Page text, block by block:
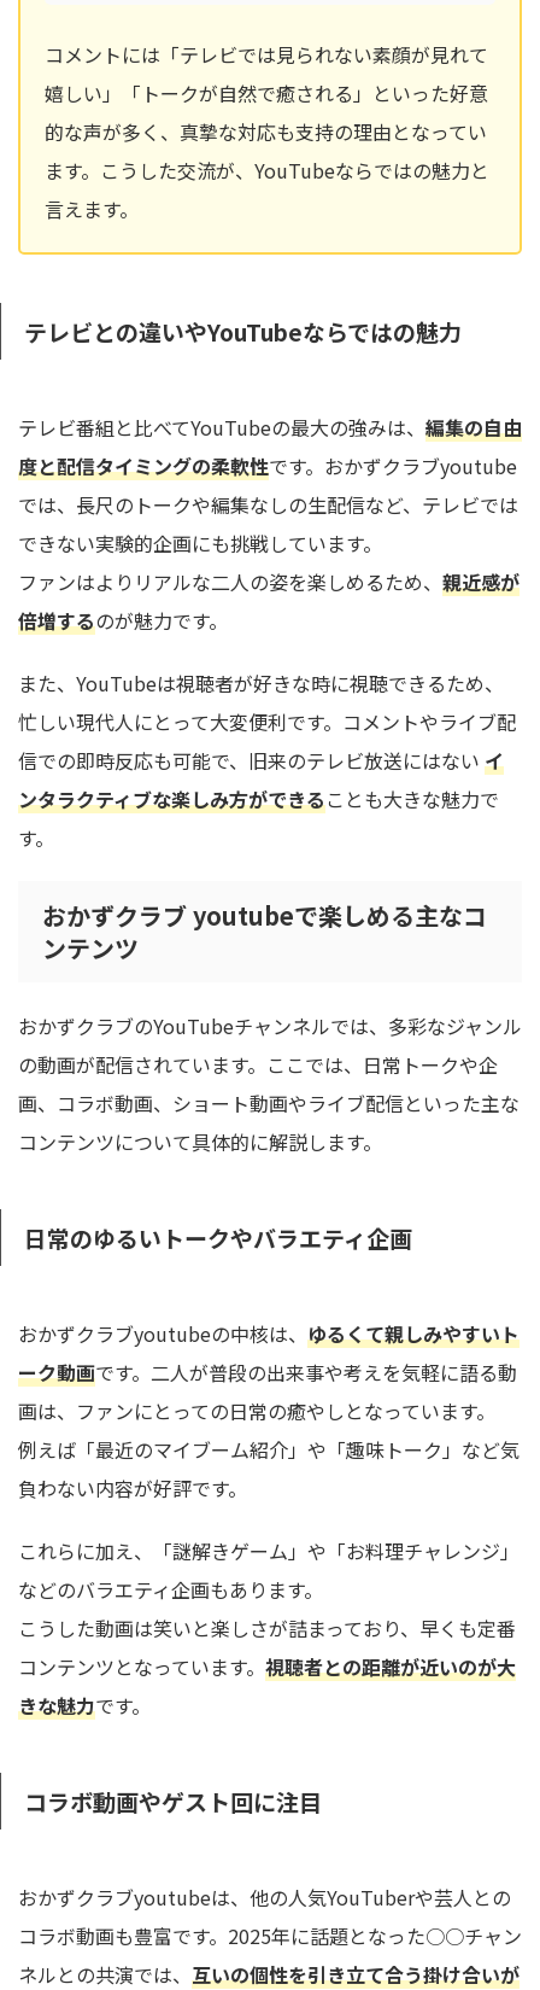
コメントには「テレビでは見られない素顔が見れて
嬉しい」「トークが自然で癒される」といった好意
的な声が多く、真摯な対応も支持の理由となってい
ます。こうした交流が、YouTubeならではの魅力と
言えます。
テレビとの違いやYouTubeならではの魅力
テレビ番組と比べてYouTubeの最大の強みは、 編集の自由
度と配信タイミングの柔軟性です。おかずクラブyoutube
では、長尺のトークや編集なしの生配信など、テレビでは
できない実験的企画にも挑戦しています。
ファンはよりリアルな二人の姿を楽しめるため、 親近感が
倍増するのが魅力です。
また、YouTubeは視聴者が好きな時に視聴できるため、
忙しい現代人にとって大変便利です。コメントやライブ配
信での即時反応も可能で、旧来のテレビ放送にはない イ
ンタラクティブな楽しみ方ができることも大きな魅力で
す。
おかずクラブ youtubeで楽しめる主なコ
ンテンツ
おかずクラブのYouTubeチャンネルでは、多彩なジャンル
の動画が配信されています。ここでは、日常トークや企
画、コラボ動画、ショート動画やライブ配信といった主な
コンテンツについて具体的に解説します。
日常のゆるいトークやバラエティ企画
おかずクラブyoutubeの中核は、 ゆるくて親しみやすいト
ーク動画です。二人が普段の出来事や考えを気軽に語る動
画は、ファンにとっての日常の癒やしとなっています。
例えば「最近のマイブーム紹介」や「趣味トーク」など気
負わない内容が好評です。
これらに加え、「謎解きゲーム」や「お料理チャレンジ」
などのバラエティ企画もあります。
こうした動画は笑いと楽しさが詰まっており、早くも定番
コンテンツとなっています。 視聴者との距離が近いのが大
きな魅力です。
コラボ動画やゲスト回に注目
おかずクラブyoutubeは、他の人気YouTuberや芸人との
コラボ動画も豊富です。2025年に話題となった○○チャン
ネルとの共演では、 互いの個性を引き立て合う掛け合いが